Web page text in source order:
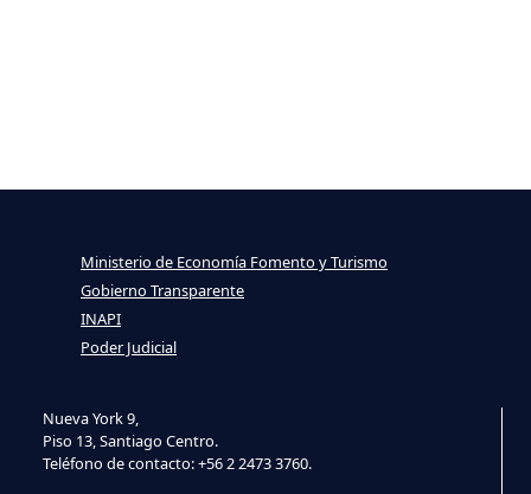
Nueva York 9,
Piso 13, Santiago Centro.
Teléfono de contacto: +56 2 2473 3760.
Ministerio de Economía Fomento y Turismo
Gobierno Transparente
INAPI
Poder Judicial